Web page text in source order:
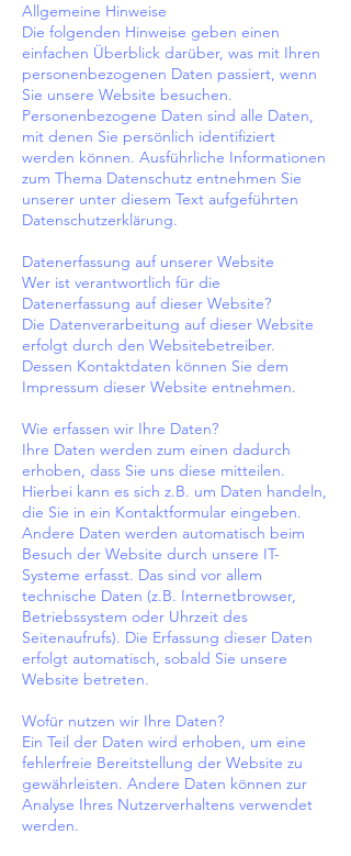
Allgemeine Hinweise
Die folgenden Hinweise geben einen
einfachen Überblick darüber, was mit Ihren
personenbezogenen Daten passiert, wenn
Sie unsere Website besuchen.
Personenbezogene Daten sind alle Daten,
mit denen Sie persönlich identifiziert
werden können. Ausführliche Informationen
zum Thema Datenschutz entnehmen Sie
unserer unter diesem Text aufgeführten
Datenschutzerklärung.
Datenerfassung auf unserer Website
Wer ist verantwortlich für die
Datenerfassung auf dieser Website?
Die Datenverarbeitung auf dieser Website
erfolgt durch den Websitebetreiber.
Dessen Kontaktdaten können Sie dem
Impressum dieser Website entnehmen.
Wie erfassen wir Ihre Daten?
Ihre Daten werden zum einen dadurch
erhoben, dass Sie uns diese mitteilen.
Hierbei kann es sich z.B. um Daten handeln,
die Sie in ein Kontaktformular eingeben.
Andere Daten werden automatisch beim
Besuch der Website durch unsere IT-
Systeme erfasst. Das sind vor allem
technische Daten (z.B. Internetbrowser,
Betriebssystem oder Uhrzeit des
Seitenaufrufs). Die Erfassung dieser Daten
erfolgt automatisch, sobald Sie unsere
Website betreten.
Wofür nutzen wir Ihre Daten?
Ein Teil der Daten wird erhoben, um eine
fehlerfreie Bereitstellung der Website zu
gewährleisten. Andere Daten können zur
Analyse Ihres Nutzerverhaltens verwendet
werden.